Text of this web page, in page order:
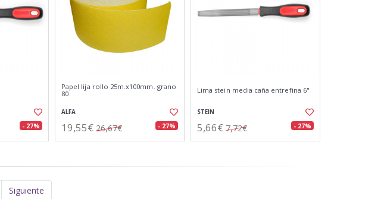
- 27%
Papel lija rollo 25m.x100mm. grano
80
ALFA
19,55€ 26,67€ - 27%
Lima stein media caña entrefina 6"
STEIN
5,66€ 7,72€ - 27%
Siguiente